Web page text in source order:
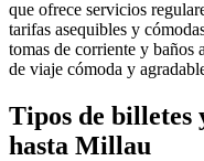
que ofrece servicios
tarifas asequibles y
tomas de corriente y baños
de viaje cómoda y
Tipos de billetes
hasta Millau